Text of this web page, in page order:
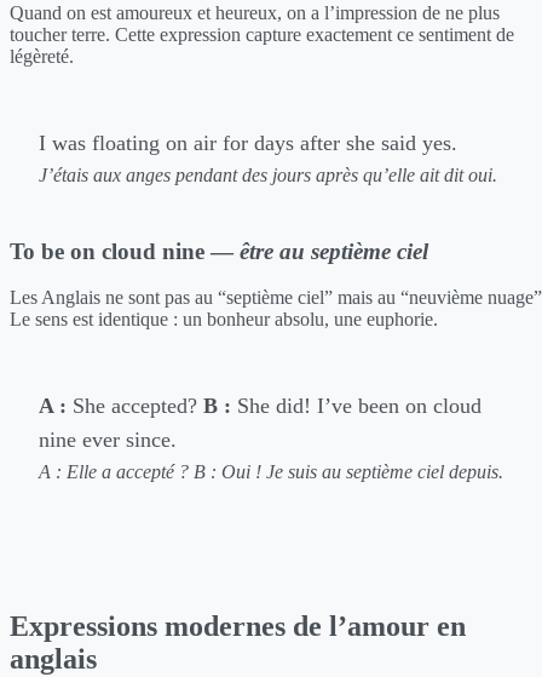
Quand on est amoureux et heureux, on a l’impression de ne plus
toucher terre. Cette expression capture exactement ce sentiment de
légèreté.
I was floating on air for days after she said yes.
J’étais aux anges pendant des jours après qu’elle ait dit oui.
To be on cloud nine — être au septième ciel
Les Anglais ne sont pas au “septième ciel” mais au “neuvième
Le sens est identique : un bonheur absolu, une euphorie.
A : She accepted? B : She did! I’ve been on cloud
nine ever since.
A : Elle a accepté ? B : Oui ! Je suis au septième ciel depuis.
Expressions modernes de l’amour en
anglais